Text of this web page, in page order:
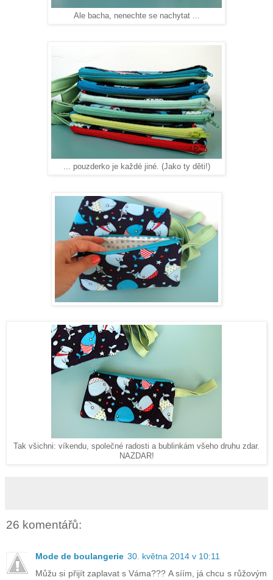
Ale bacha, nenechte se nachytat ...
... pouzderko je každé jiné. (Jako ty děti!)
Tak všichni: víkendu, společné radosti a bublinkám všeho druhu zdar.
NAZDAR!
26 komentářů:
Mode de boulangerie 30. května 2014 v 10:11
Můžu si přijít zaplavat s Váma??? A síím, já chcu s růžovým